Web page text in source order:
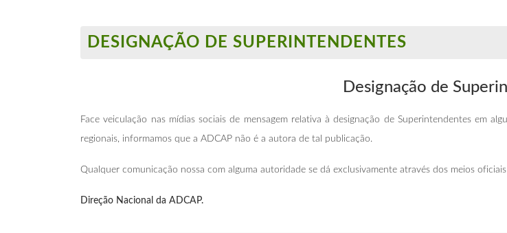
DESIGNAÇÃO DE SUPERINTENDENTES
Designação de
Face veiculação nas mídias sociais de mensagem relativa à designação de Superintendentes em
regionais, informamos que a ADCAP não é a autora de tal publicação.
Qualquer comunicação nossa com alguma autoridade se dá exclusivamente através dos meios
Direção Nacional da ADCAP.